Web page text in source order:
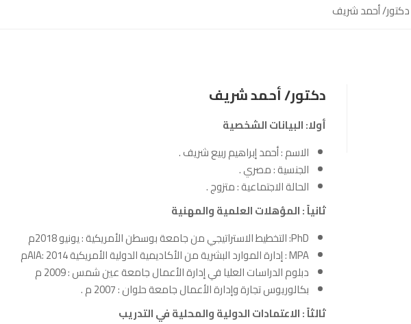
دكتور/ أحمد شريف
دكتور/ أحمد شريف
أولا: البياناتالشخصية
الاسم : أحمد إبراهيم ربيع شريف .
الجنسية : مصري .
الحالة الاجتماعية : متزوج .
ثانياً : المؤهلات العلمية والمهنية
PhD: التخطيط الاستراتيجي من جامعة بوسطن الأمريكية : يونيو 2018م
MPA : إدارة الموارد البشرية من الأكاديمية الدولية الأمريكية AIA: 2014م
دبلوم الدراسات العليا في إدارة الأعمال جامعة عين شمس : 2009 م
بكالوريوس تجارة وإدارة الأعمال جامعة حلوان : 2007 م .
ثالثاً : الاعتمادات الدولية والمحلية في التدريب